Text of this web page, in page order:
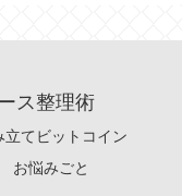
ス整理術
立てビットコイン
お悩みごと